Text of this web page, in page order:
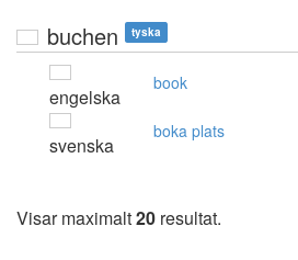
buchen tyska
engelska
book
svenska
boka plats
Visar maximalt20 resultat.